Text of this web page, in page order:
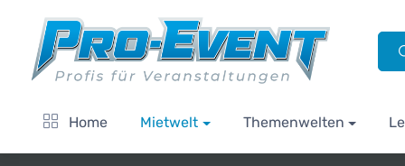
Home Mietwelt Themenwelten